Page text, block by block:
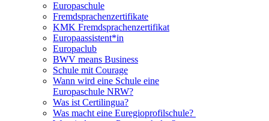
Europaschule
Fremdsprachenzertifikate
KMK Fremdsprachenzertifikat
Europaassistent*in
Europaclub
BWV means Business
Schule mit Courage
Wann wird eine Schule eine
Europaschule NRW?
Was ist Certilingua?
Was macht eine Euregioprofilschule?